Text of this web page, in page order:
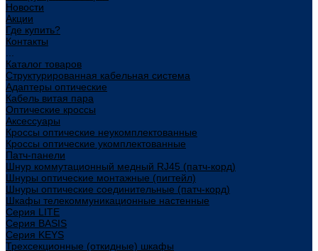
Новости
Акции
Где купить?
Контакты
Каталог товаров
Структурированная кабельная система
Адаптеры оптические
Кабель витая пара
Оптические кроссы
Аксессуары
Кроссы оптические неукомплектованные
Кроссы оптические укомплектованные
Патч-панели
Шнур коммутационный медный RJ45 (патч-корд)
Шнуры оптические монтажные (пигтейл)
Шнуры оптические соединительные (патч-корд)
Шкафы телекоммуникационные настенные
Cерия LITE
Cерия BASIS
Cерия KEYS
Трехсекционные (откидные) шкафы